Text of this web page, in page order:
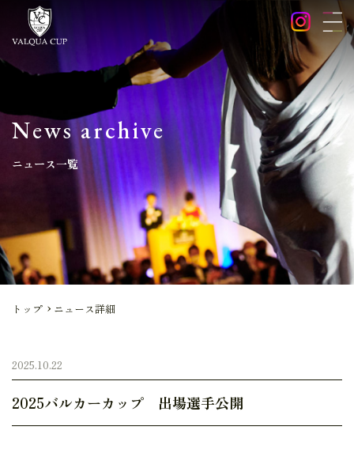
News archive
ニュース一覧
トップ ニュース詳細
2025.10.22
2025バルカーカップ 出場選手公開